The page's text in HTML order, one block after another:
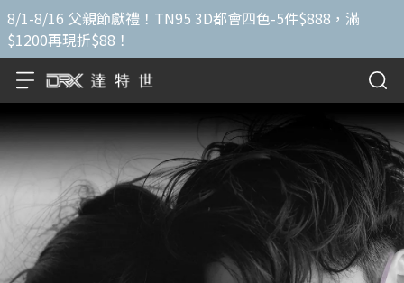
8/1-8/16 父親節獻禮！TN95 3D都會四色-5件$888，滿
$1200再現折$88！